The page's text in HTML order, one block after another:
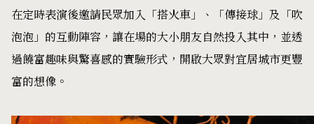
在定時表演後邀請民眾加入「搭火車」、「傳接球」及「吹
泡泡」的互動陣容，讓在場的大小朋友自然投入其中，並透
過饒富趣味與驚喜感的實驗形式，開啟大眾對宜居城市更豐
富的想像。